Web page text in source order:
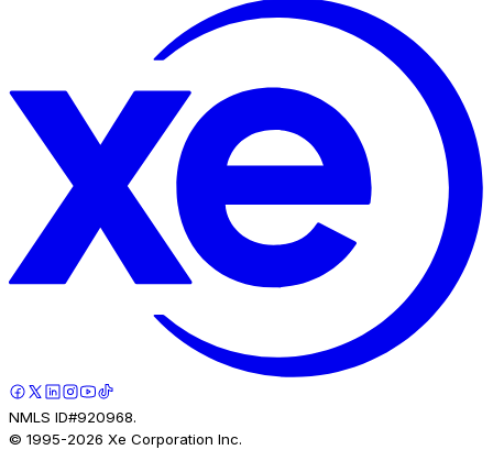
NMLS ID#920968.
© 1995-2026 Xe Corporation Inc.